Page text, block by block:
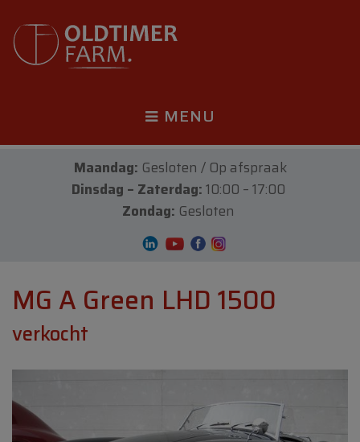
MENU
Maandag: Gesloten / Op afspraak
Dinsdag – Zaterdag:10:00 – 17:00
Zondag: Gesloten
MG A Green LHD 1500
verkocht